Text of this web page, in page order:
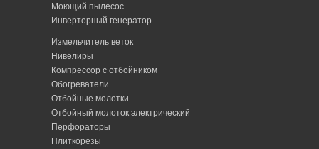
Моющий пылесос
Инверторный генератор
Измельчитель веток
Нивелиры
Компрессор с отбойником
Обогреватели
Отбойные молотки
Отбойный молоток электрический
Перфораторы
Плиткорезы